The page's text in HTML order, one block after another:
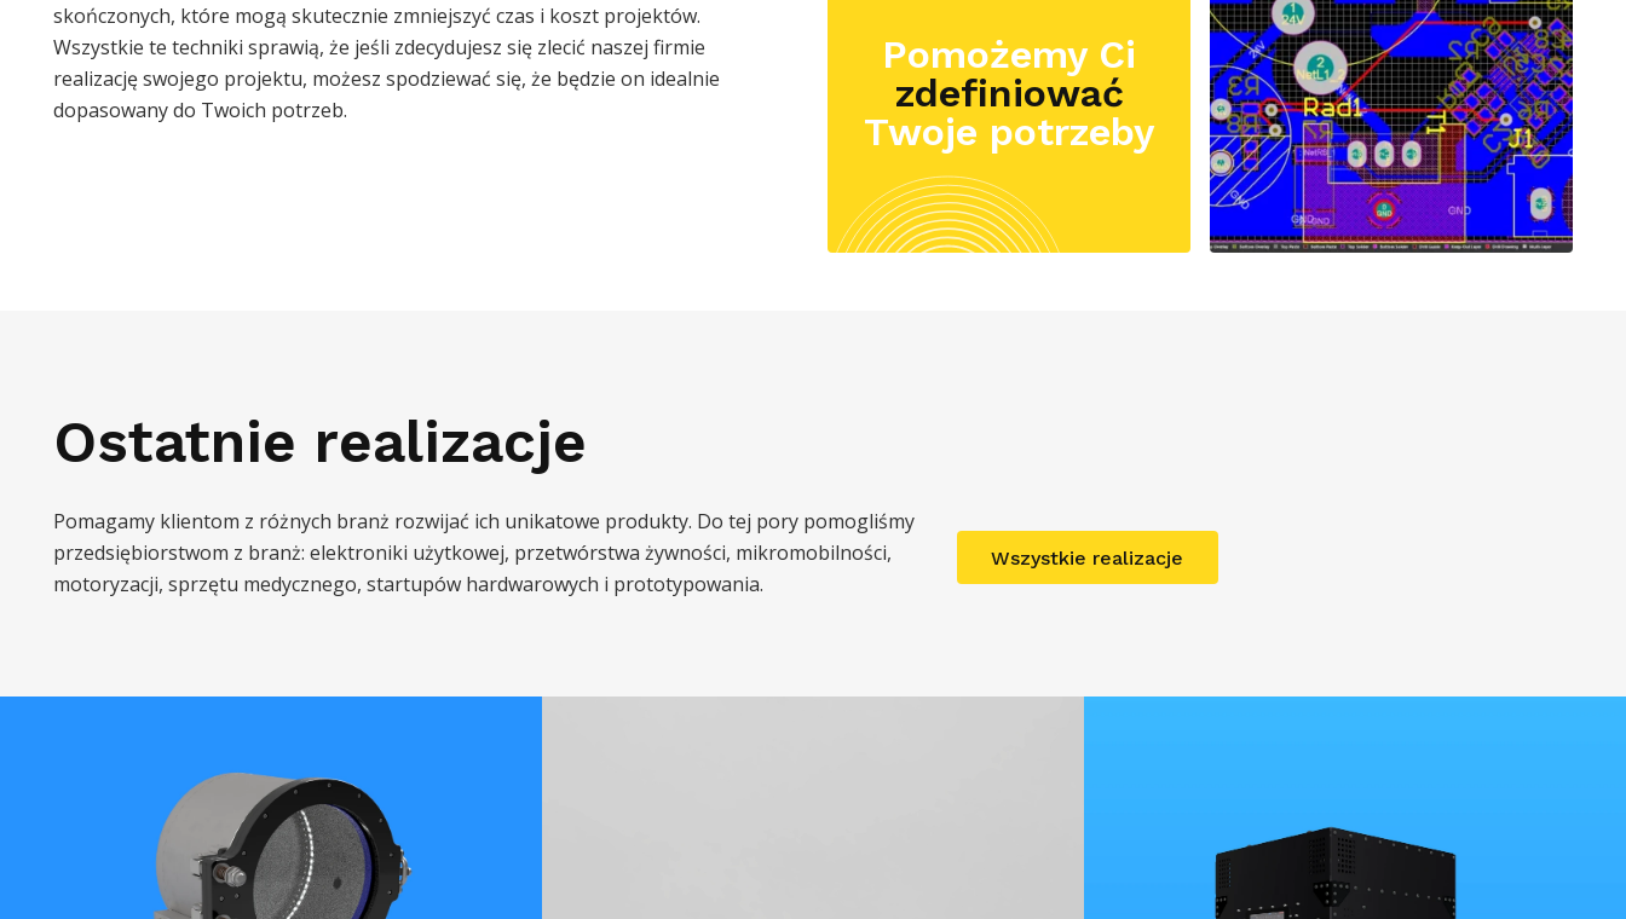
skończonych, które mogą skutecznie zmniejszyć czas i koszt projektów.
Wszystkie te techniki sprawią, że jeśli zdecydujesz się zlecić naszej firmie
realizację swojego projektu, możesz spodziewać się, że będzie on idealnie
dopasowany do Twoich potrzeb.
Pomożemy Ci
zdefiniować
Twoje potrzeby
Ostatnie realizacje
Pomagamy klientom z różnych branż rozwijać ich unikatowe produkty. Do tej pory pomogliśmy
przedsiębiorstwom z branż: elektroniki użytkowej, przetwórstwa żywności, mikromobilności,
motoryzacji, sprzętu medycznego, startupów hardwarowych i prototypowania.
Wszystkie realizacje